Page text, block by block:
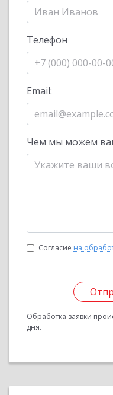
Телефон
Email:
Чем мы можем
Согласие на
Обработка заявки
дня.